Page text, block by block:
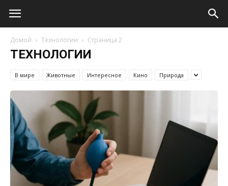
Домой Технологии Страница 2
ТЕХНОЛОГИИ
В мире Животные Интересное Кино Природа